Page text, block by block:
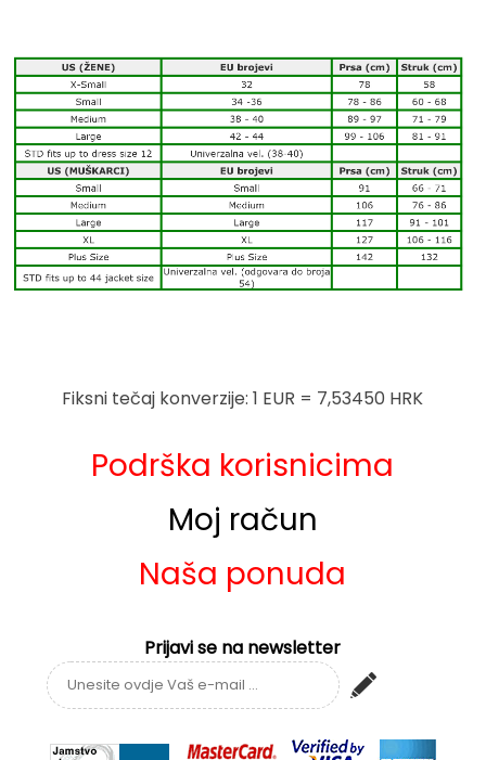
Fiksni tečaj konverzije: 1 EUR = 7,53450 HRK
Podrška korisnicima
Moj račun
Naša ponuda
Prijavi se na newsletter